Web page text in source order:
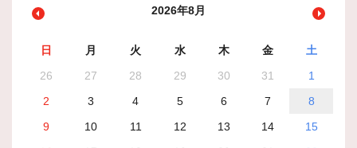
2026年8月
日 月 火 水 木 金
土
26
27 28 29 30 31
1
2
3 4 5 6 7
8
9
10 11 12 13 14
15